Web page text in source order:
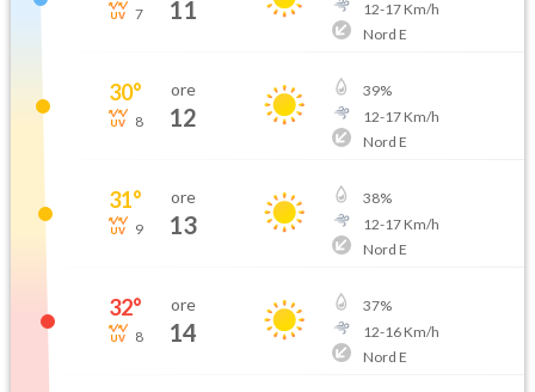
7 11 12-17Km/h
Nord E
30°
8
ore
12
39%
12-17Km/h
Nord E
31°
9
ore
13
38%
12-17Km/h
Nord E
32°
8
ore
14
37%
12-16Km/h
Nord E